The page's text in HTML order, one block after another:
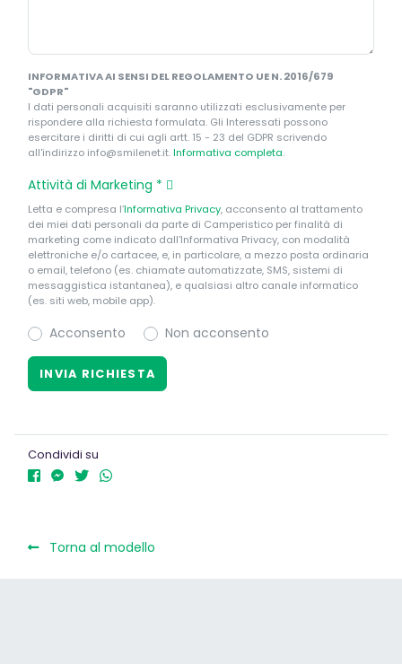
INFORMATIVA AI SENSI DEL REGOLAMENTO UE N. 2016/679
"GDPR"
I dati personali acquisiti saranno utilizzati esclusivamente per
rispondere alla richiesta formulata. Gli Interessati possono
esercitare i diritti di cui agli artt. 15 - 23 del GDPR scrivendo
all'indirizzo info@smilenet.it.Informativa completa.
Attività di Marketing *
Letta e compresa l’Informativa Privacy, acconsento al trattamento
dei miei dati personali da parte di Camperistico per finalità di
marketing come indicato dall’Informativa Privacy, con modalità
elettroniche e/o cartacee, e, in particolare, a mezzo posta ordinaria
o email, telefono (es. chiamate automatizzate, SMS, sistemi di
messaggistica istantanea), e qualsiasi altro canale informatico
(es. siti web, mobile app).
Acconsento Non acconsento
Condividi su
Torna al modello